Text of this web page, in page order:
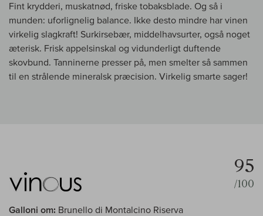
Fint krydderi, muskatnød, friske tobaksblade. Og så i
munden: uforlignelig balance. Ikke desto mindre har vinen
virkelig slagkraft! Surkirsebær, middelhavsurter, også noget
æterisk. Frisk appelsinskal og vidunderligt duftende
skovbund. Tanninerne presser på, men smelter så sammen
til en strålende mineralsk præcision. Virkelig smarte sager!
95
/100
Galloni om: Brunello di Montalcino Riserva